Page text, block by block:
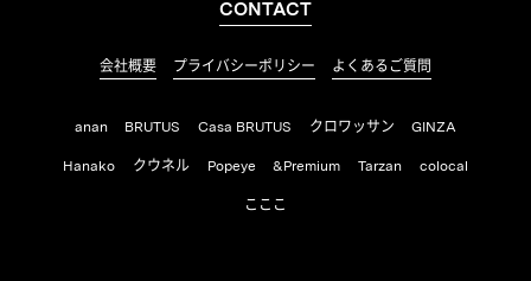
CONTACT
会社概要 プライバシーポリシー よくあるご質問
anan BRUTUS Casa BRUTUS クロワッサン GINZA
Hanako クウネル Popeye &Premium Tarzan colocal
こここ